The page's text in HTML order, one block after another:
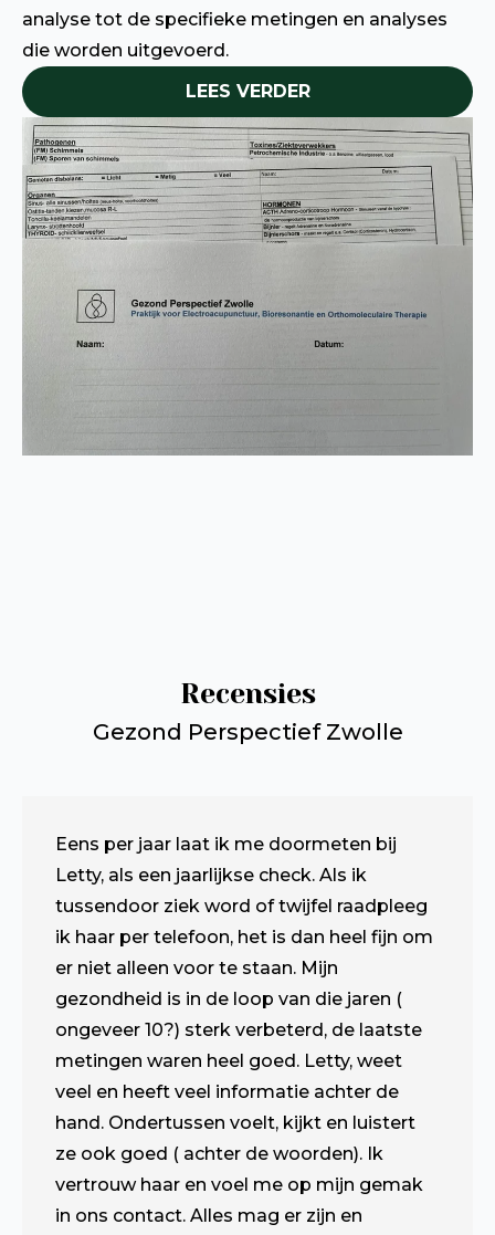
analyse tot de specifieke metingen en analyses
die worden uitgevoerd.
LEES VERDER
Recensies
Gezond Perspectief Zwolle
Eens per jaar laat ik me doormeten bij
Letty, als een jaarlijkse check. Als ik
tussendoor ziek word of twijfel raadpleeg
ik haar per telefoon, het is dan heel fijn om
er niet alleen voor te staan. Mijn
gezondheid is in de loop van die jaren (
ongeveer 10?) sterk verbeterd, de laatste
metingen waren heel goed. Letty, weet
veel en heeft veel informatie achter de
hand. Ondertussen voelt, kijkt en luistert
ze ook goed ( achter de woorden). Ik
vertrouw haar en voel me op mijn gemak
in ons contact. Alles mag er zijn en